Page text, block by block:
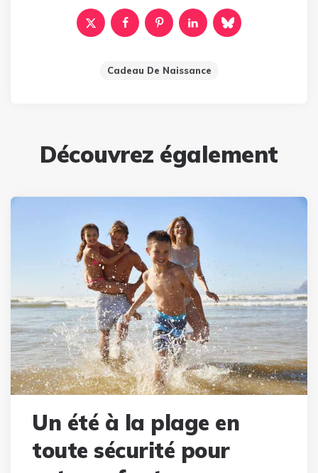
Cadeau De Naissance
Découvrez également
Un été à la plage en
toute sécurité pour